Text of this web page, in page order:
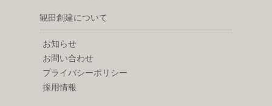
観田創建について
お知らせ
お問い合わせ
プライバシーポリシー
採用情報